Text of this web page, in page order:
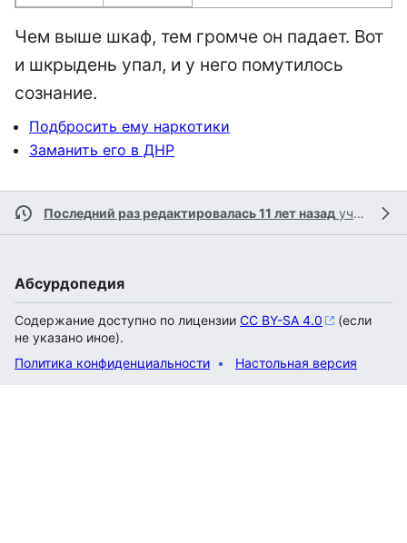
Чем выше шкаф, тем громче он падает. Вот
и шкрыдень упал, и у него помутилось
сознание.
Подбросить ему наркотики
Заманить его в ДНР
Последний раз редактировалась 11 лет назад участником
Абсурдопедия
Содержание доступно по лицензии CC BY-SA 4.0
(если
не указано иное).
Политика конфиденциальности
Настольная версия